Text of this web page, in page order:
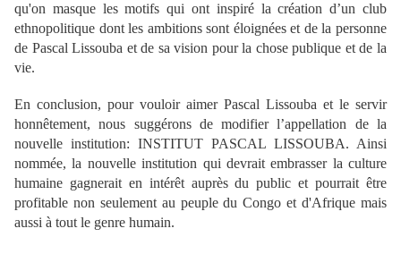
qu'on masque les motifs qui ont inspiré la création d’un club
ethnopolitique dont les ambitions sont éloignées et de la personne
de Pascal Lissouba et de sa vision pour la chose publique et de la
vie.
En conclusion, pour vouloir aimer Pascal Lissouba et le servir
honnêtement, nous suggérons de modifier l’appellation de la
nouvelle institution: INSTITUT PASCAL LISSOUBA. Ainsi
nommée, la nouvelle institution qui devrait embrasser la culture
humaine gagnerait en intérêt auprès du public et pourrait être
profitable non seulement au peuple du Congo et d'Afrique mais
aussi à tout le genre humain.